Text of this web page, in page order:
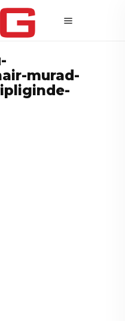
murad-